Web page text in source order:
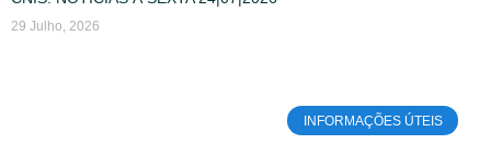
29 Julho, 2026
INFORMAÇÕES ÚTEIS